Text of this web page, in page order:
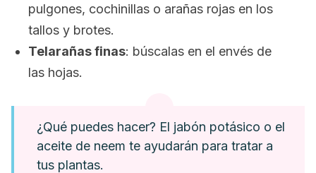
pulgones, cochinillas o arañas rojas en los
tallos y brotes.
Telarañas finas: búscalas en el envés de
las hojas.
¿Qué puedes hacer? El jabón potásico o el
aceite de neem te ayudarán para tratar a
tus plantas.